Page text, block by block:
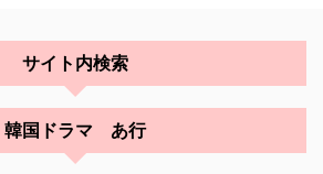
サイト内検索
韓国ドラマ あ行